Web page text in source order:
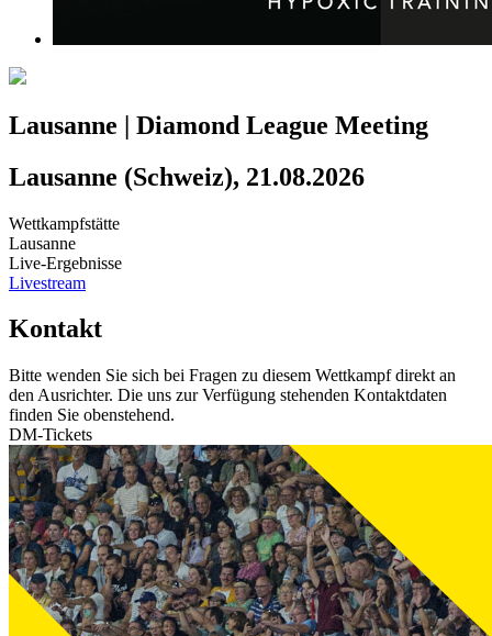
Lausanne | Diamond League Meeting
Lausanne (Schweiz), 21.08.2026
Wettkampfstätte
Lausanne
Live-Ergebnisse
Livestream
Kontakt
Bitte wenden Sie sich bei Fragen zu diesem Wettkampf direkt an
den Ausrichter. Die uns zur Verfügung stehenden Kontaktdaten
finden Sie obenstehend.
DM-Tickets